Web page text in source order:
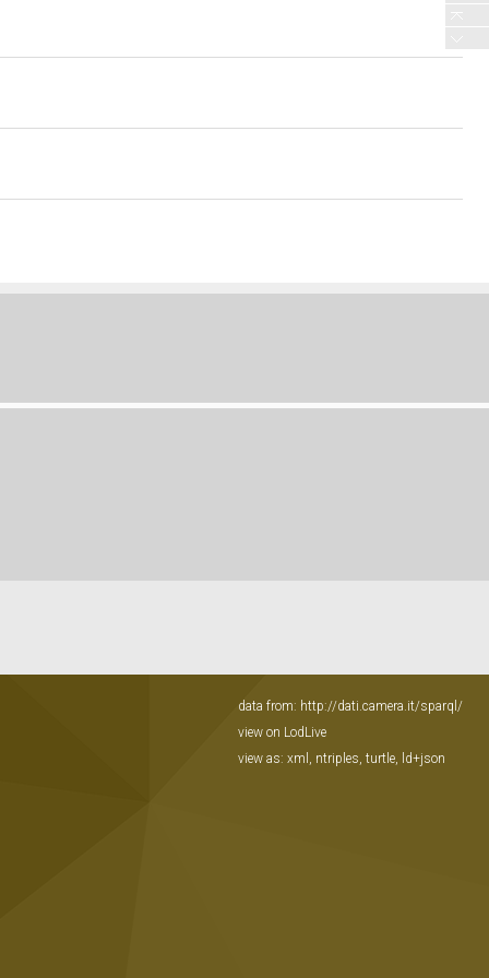
data from: http://dati.camera.it/sparql/
view on LodLive
view as: xml , ntriples, turtle, ld+json